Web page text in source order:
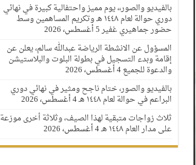
بالفيديو والصور،، يوم مميز واحتفالية كبيرة في نهائي
دوري حوالة لعام ١٤٤٨ هـ وتكريم المساهمين وسط
حضور جماهيري غفير5 أغسطس، 2026
المسؤول عن الانشطة الرياضة عبدالله سالم، يعلن عن
إقامة وبدء التسجيل في بطولة البلوت والبلاستيشن
والدعوة للجميع4 أغسطس، 2026
بالفيديو والصور، ختام ناجح ومثير في نهائي دوري
البراعم في حوالة لعام ١٤٤٨ هـ
4 أغسطس، 2026
ثلاث زواجات متبقية لهذا الصيف، وثلاثة أخرى موزعة
على مدار العام ١٤٤٨ هـ 4 أغسطس، 2026